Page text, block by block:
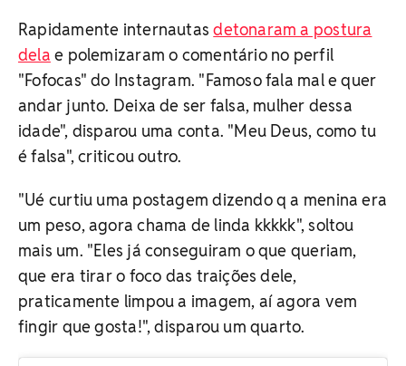
Rapidamente internautasdetonaram a postura
dela e polemizaram o comentário no perfil
"Fofocas" do Instagram. "Famoso fala mal e quer
andar junto. Deixa de ser falsa, mulher dessa
idade", disparou uma conta. "Meu Deus, como tu
é falsa", criticou outro.
"Ué curtiu uma postagem dizendo q a menina era
um peso, agora chama de linda kkkkk", soltou
mais um. "Eles já conseguiram o que queriam,
que era tirar o foco das traições dele,
praticamente limpou a imagem, aí agora vem
fingir que gosta!", disparou um quarto.